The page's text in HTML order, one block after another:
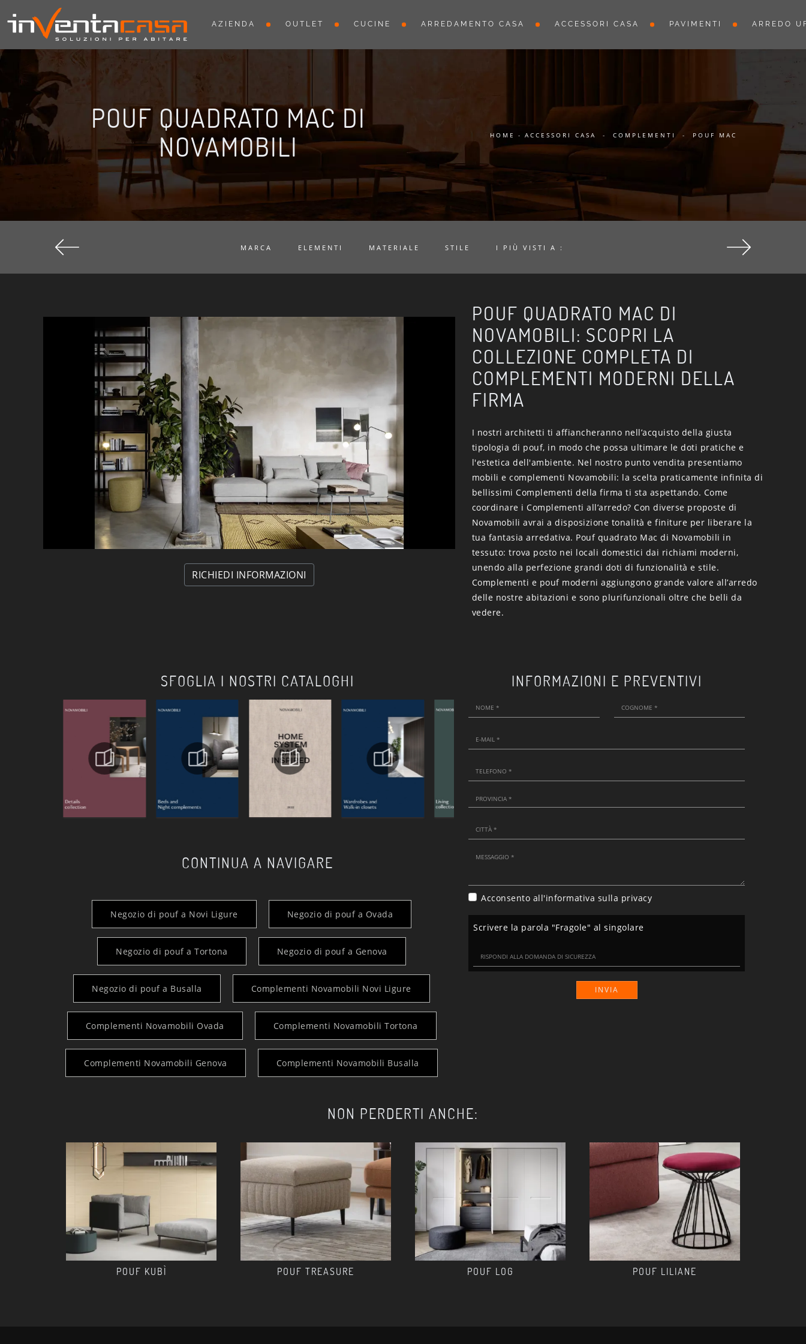
AZIENDA OUTLET CUCINE ARREDAMENTO CASA ACCESSORI CASA PAVIMENTI ARREDO
POUF QUADRATO MAC DI
NOVAMOBILI
HOME - ACCESSORI CASA - COMPLEMENTI - POUF MAC
MARCA ELEMENTI MATERIALE STILE I PIÙ VISTI A :
RICHIEDI INFORMAZIONI
POUF QUADRATO MAC DI
NOVAMOBILI: SCOPRI LA
COLLEZIONE COMPLETA DI
COMPLEMENTI MODERNI DELLA
FIRMA
I nostri architetti ti affiancheranno nell’acquisto della giusta
tipologia di pouf, in modo che possa ultimare le doti pratiche e
l'estetica dell'ambiente. Nel nostro punto vendita presentiamo
mobili e complementi Novamobili: la scelta praticamente infinita di
bellissimi Complementi della firma ti sta aspettando. Come
coordinare i Complementi all’arredo? Con diverse proposte di
Novamobili avrai a disposizione tonalità e finiture per liberare la
tua fantasia arredativa. Pouf quadrato Mac di Novamobili in
tessuto: trova posto nei locali domestici dai richiami moderni,
unendo alla perfezione grandi doti di funzionalità e stile.
Complementi e pouf moderni aggiungono grande valore all’arredo
delle nostre abitazioni e sono plurifunzionali oltre che belli da
vedere.
SFOGLIA I NOSTRI CATALOGHI
CONTINUA A NAVIGARE
Negozio di pouf a Novi Ligure Negozio di pouf a Ovada
Negozio di pouf a Tortona Negozio di pouf a Genova
Negozio di pouf a Busalla Complementi Novamobili Novi Ligure
Complementi Novamobili Ovada Complementi Novamobili Tortona
Complementi Novamobili Genova Complementi Novamobili Busalla
INFORMAZIONI E PREVENTIVI
Acconsento all'informativa sulla privacy
Scrivere la parola "Fragole" al singolare
INVIA
NON PERDERTI ANCHE:
POUF KUBÌ POUF TREASURE POUF LOG POUF LILIANE